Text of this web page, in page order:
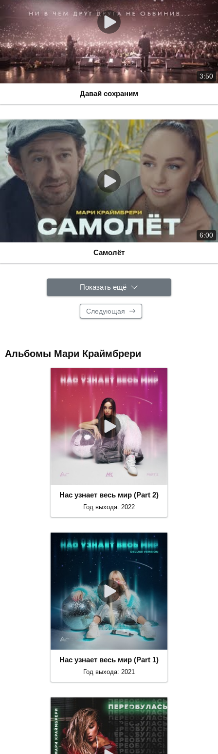
3:50
Давай сохраним
6:00
Самолёт
Показать ещё
Следующая
Альбомы Мари Краймбрери
Нас узнает весь мир (Part 2)
Год выхода: 2022
Нас узнает весь мир (Part 1)
Год выхода: 2021